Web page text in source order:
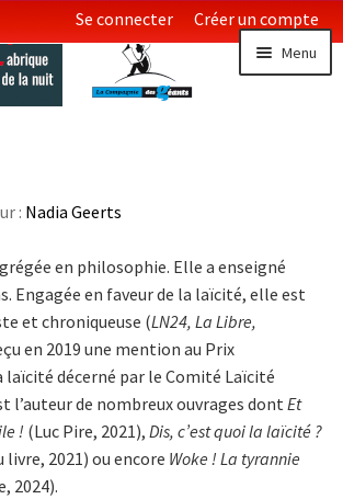
Se connecter
Créer un compte
Menu
: Nadia Geerts
en philosophie. Elle a enseigné
Engagée en faveur de la laïcité, elle est
et chroniqueuse (LN24, La Libre,
en 2019 une mention au Prix
décerné par le Comité Laïcité
l’auteur de nombreux ouvrages dontEt
! (Luc Pire, 2021), Dis, c’est quoi la laïcité ?
livre, 2021) ou encore Woke ! La tyrannie
2024).